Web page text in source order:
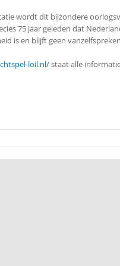
wordt dit bijzondere
75 jaar geleden dat
is en blijft geen
loil.nl/staat alle